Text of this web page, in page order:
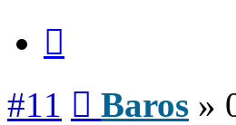
#11 Baros »